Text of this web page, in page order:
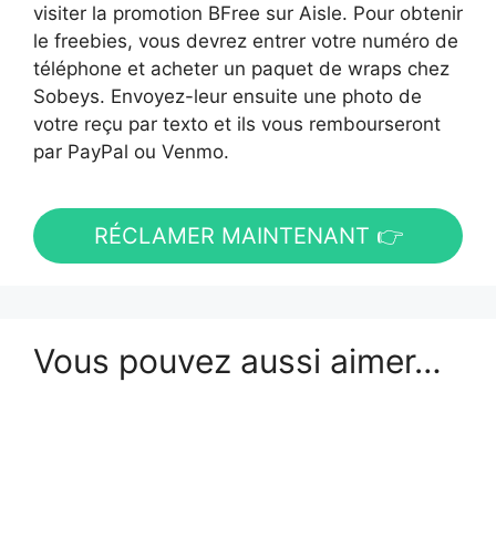
visiter la promotion BFree sur Aisle. Pour obtenir
le freebies, vous devrez entrer votre numéro de
téléphone et acheter un paquet de wraps chez
Sobeys. Envoyez-leur ensuite une photo de
votre reçu par texto et ils vous rembourseront
par PayPal ou Venmo.
RÉCLAMER MAINTENANT 👉
Vous pouvez aussi aimer…